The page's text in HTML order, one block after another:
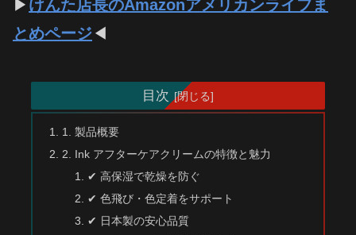
▶ けんた店長のAmazonアメリカンライフま
とめページ◀
目次
1. 製品概要
2. Ink アフターケアクリームの特徴と魅力
✔ 高保湿で乾燥を防ぐ
✔ 色飛び・色定着をサポート
✔ 日本製の安心品質